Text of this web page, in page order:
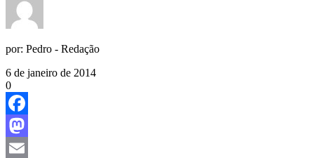
por: Pedro - Redação
6 de janeiro de 2014
0
Facebook
Mastodon